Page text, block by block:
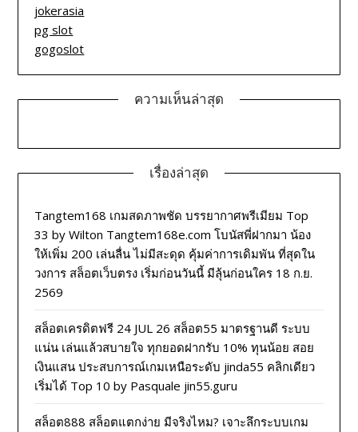
jokerasia
pg slot
gogoslot
ความเห็นล่าสุด
เรื่องล่าสุด
Tangtem168 เกมสดภาพชัด บรรยากาศพรีเมียม Top
33 by Wilton Tangtem168e.com โบนัสพี่ฝากมา น้อง
ให้เพิ่ม 200 เล่นลื่น ไม่มีสะดุด คุ้มค่าการเดิมพัน ที่สุดใน
วงการ สล็อตเว็บตรง เริ่มก่อนวันนี้ มีลุ้นก่อนใคร 18 ก.ย.
2569
สล็อตเครดิตฟรี 24 JUL 26 สล็อต55 มาตรฐานดี ระบบ
แน่น เล่นแล้วสบายใจ ทุกยอดฝากรับ 10% ทุนน้อย สอย
เงินแสน ประสบการณ์เกมเหนือระดับ jinda55 คลิกเดียว
เริ่มได้ Top 10 by Pasquale jin55.guru
สล็อต888 สล็อตแตกง่าย มีจริงไหม? เจาะลึกระบบเกม